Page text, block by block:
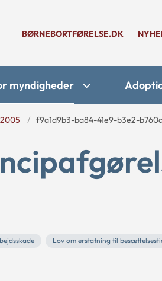
BØRNEBORTFØRELSE.DK
myndigheder
2005 f9a1d9b3-ba84-41e9-b3e2-
Lov om erstatning til